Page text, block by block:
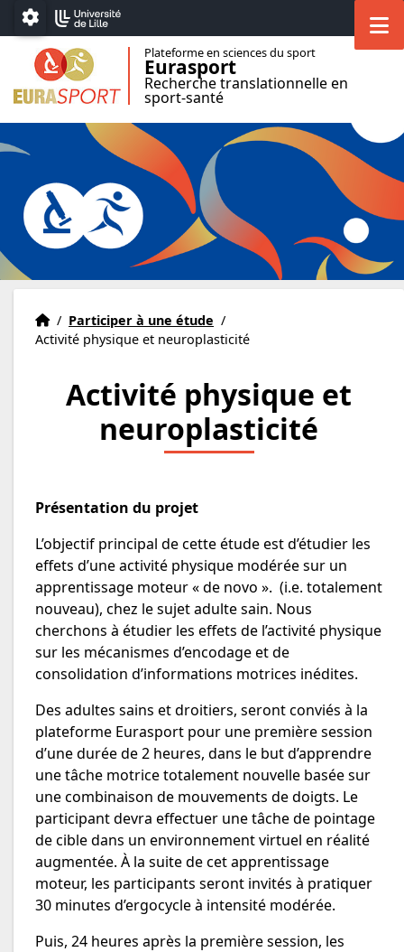
Accéder au menu principal
Accéder au contenu
Paramétrage
Plateforme en sciences du sport
Eurasport
Recherche translationnelle en
sport-santé
Accueil Eurasport
Accueil
/ Participer à une étude /
Activité physique et neuroplasticité
Activité physique et
neuroplasticité
Présentation du projet
L’objectif principal de cette étude est d’étudier les
effets d’une activité physique modérée sur un
apprentissage moteur « de novo ». (i.e. totalement
nouveau), chez le sujet adulte sain. Nous
cherchons à étudier les effets de l’activité physique
sur les mécanismes d’encodage et de
consolidation d’informations motrices inédites.
Des adultes sains et droitiers, seront conviés à la
plateforme Eurasport pour une première session
d’une durée de 2 heures, dans le but d’apprendre
une tâche motrice totalement nouvelle basée sur
une combinaison de mouvements de doigts. Le
participant devra effectuer une tâche de pointage
de cible dans un environnement virtuel en réalité
augmentée. À la suite de cet apprentissage
moteur, les participants seront invités à pratiquer
30 minutes d’ergocycle à intensité modérée.
Puis, 24 heures après la première session, les